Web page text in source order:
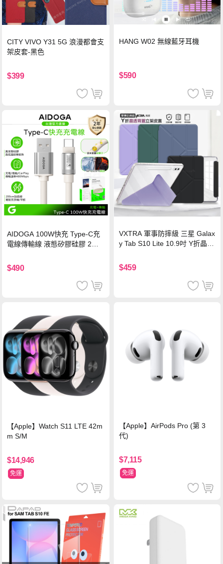
CITY VIVO Y31 5G 浪漫都會支
架皮套-黑色
$399
HANG W02 無線藍牙耳機
$590
AIDOGA 100W快充 Type-C充
電線傳輸線 液態矽膠硅膠 2M
$490
VXTRA 軍事防摔級 三星 Galax
y Tab S10 Lite 10.9吋 Y折晶透
$459
【Apple】Watch S11 LTE 42m
m S/M
$14,946
免運
【Apple】AirPods Pro (第 3
代)
$7,115
免運